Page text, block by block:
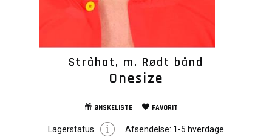
Stråhat, m. Rødt bånd
Onesize
ØNSKELISTE FAVORIT
Lagerstatus Afsendelse: 1-5 hverdage